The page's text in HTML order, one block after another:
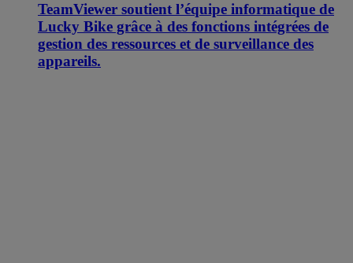
TeamViewer soutient l’équipe informatique de
Lucky Bike grâce à des fonctions intégrées de
gestion des ressources et de surveillance des
appareils.